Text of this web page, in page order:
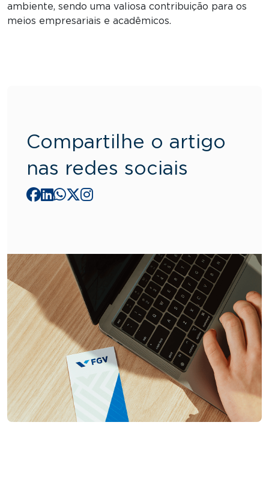
ambiente, sendo uma valiosa contribuição para os
meios empresariais e acadêmicos.
Compartilhe o artigo
nas redes sociais